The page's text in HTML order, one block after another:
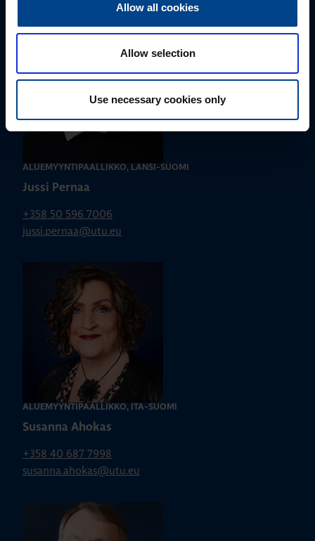
Allow all cookies
Allow selection
Use necessary cookies only
ALUEMYYNTIPÄÄLLIKKÖ, LÄNSI-SUOMI
Jussi Pernaa
+358 50 596 7006
jussi.pernaa@utu.eu
ALUEMYYNTIPÄÄLLIKKÖ, ITÄ-SUOMI
Susanna Ahokas
+358 40 687 7998
susanna.ahokas@utu.eu